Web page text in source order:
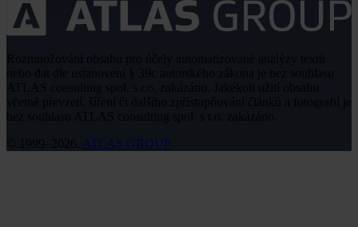
včetně převzetí, šíření či dalšího zpřístupňování článků a fotografií je
ATLAS GROUP